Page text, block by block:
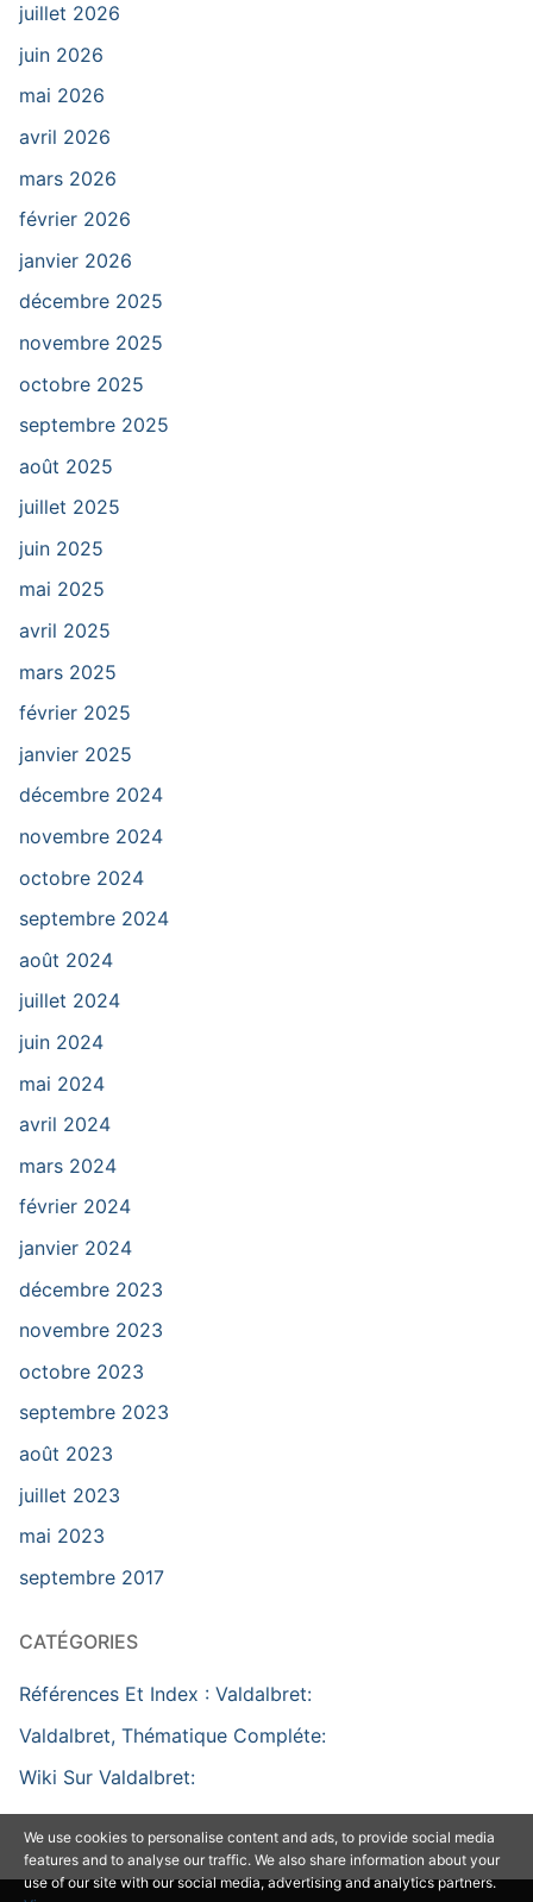
juillet 2026
juin 2026
mai 2026
avril 2026
mars 2026
février 2026
janvier 2026
décembre 2025
novembre 2025
octobre 2025
septembre 2025
août 2025
juillet 2025
juin 2025
mai 2025
avril 2025
mars 2025
février 2025
janvier 2025
décembre 2024
novembre 2024
octobre 2024
septembre 2024
août 2024
juillet 2024
juin 2024
mai 2024
avril 2024
mars 2024
février 2024
janvier 2024
décembre 2023
novembre 2023
octobre 2023
septembre 2023
août 2023
juillet 2023
mai 2023
septembre 2017
CATÉGORIES
Références Et Index : Valdalbret:
Valdalbret, Thématique Compléte:
Wiki Sur Valdalbret:
We use cookies to personalise content and ads, to provide social media
features and to analyse our traffic. We also share information about your
use of our site with our social media, advertising and analytics partners.